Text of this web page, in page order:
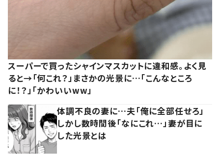
スーパーで買ったシャインマスカットに違和感。よく見
ると→「何これ？」まさかの光景に…「こんなところ
に！？」「かわいいww」
体調不良の妻に…夫「俺に全部任せろ」
しかし数時間後「なにこれ…」妻が目に
した光景とは